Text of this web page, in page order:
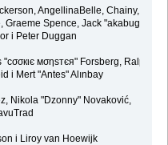
AngellinaBelle, Chainy,
Spence, Jack "akabugeyes"
i Peter Duggan
мσηѕтєя" Forsberg, Ralph "
i Mert "Antes" Alınbay
Nikola "Dzonny" Novaković,
i Liroy van Hoewijk